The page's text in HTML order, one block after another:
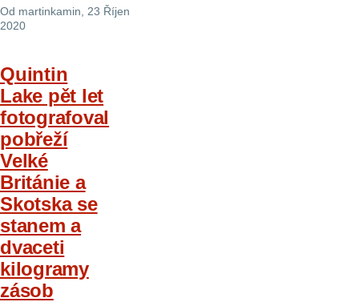
Od martinkamin , 23 Říjen
2020
Quintin
Lake pět let
fotografoval
pobřeží
Velké
Británie a
Skotska se
stanem a
dvaceti
kilogramy
zásob